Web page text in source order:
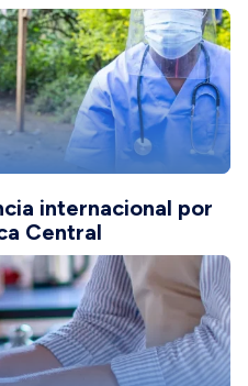
internacional por
Central